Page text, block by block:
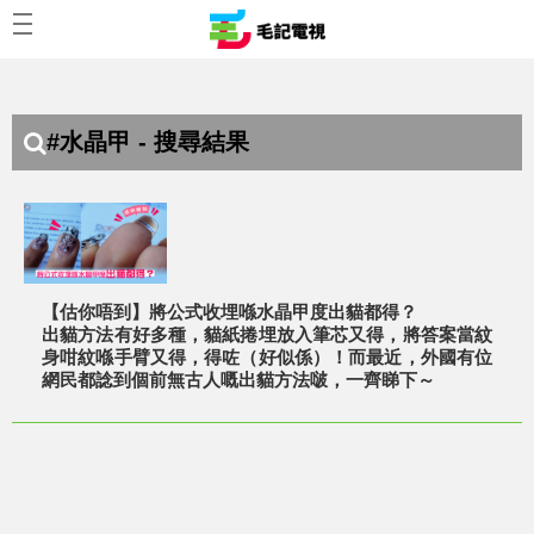
#水晶甲 - 搜尋結果
【估你唔到】將公式收埋喺水晶甲度出貓都得？
出貓方法有好多種，貓紙捲埋放入筆芯又得，將答案當紋
身咁紋喺手臂又得，得咗（好似係）！而最近，外國有位
網民都諗到個前無古人嘅出貓方法啵，一齊睇下～